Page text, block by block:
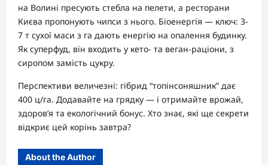
на Волині пресують стебла на пелети, а ресторани
Києва пропонують чипси з нього. Біоенергія — ключ: 3-
7 т сухої маси з га дають енергію на опалення будинку.
Як суперфуд, він входить у кето- та веган-раціони, з
сиропом замість цукру.
Перспективи величезні: гібрид “топінсоняшник” дає
400 ц/га. Додавайте на грядку — і отримайте врожай,
здоров’я та екологічний бонус. Хто знає, які ще секрети
відкриє цей корінь завтра?
About the Author